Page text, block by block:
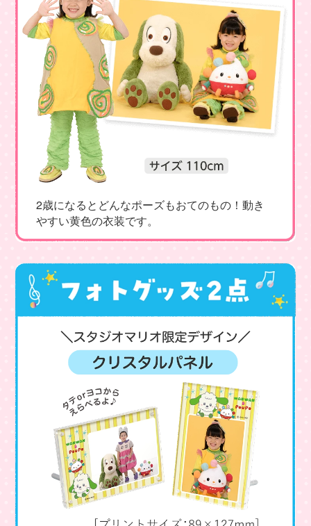
2歳になるとどんなポーズもおてのもの！動き
やすい黄色の衣装です。